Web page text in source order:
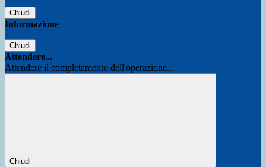
Chiudi
Informazione
Chiudi
Attendere...
Attendere il completamento dell'operazione...
Chiudi